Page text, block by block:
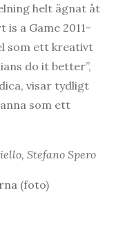
helt ägnat åt
is a Game 2011-
som ett kreativt
do it better”,
visar tydligt
som ett
Stefano Spero
(foto)